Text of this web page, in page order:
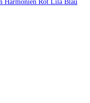
Harmonien Rot Lila Blau